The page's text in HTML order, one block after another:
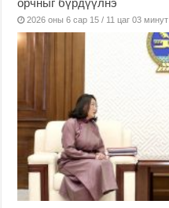
2026 оны 6 сар 15 / 11 цаг 03 минут